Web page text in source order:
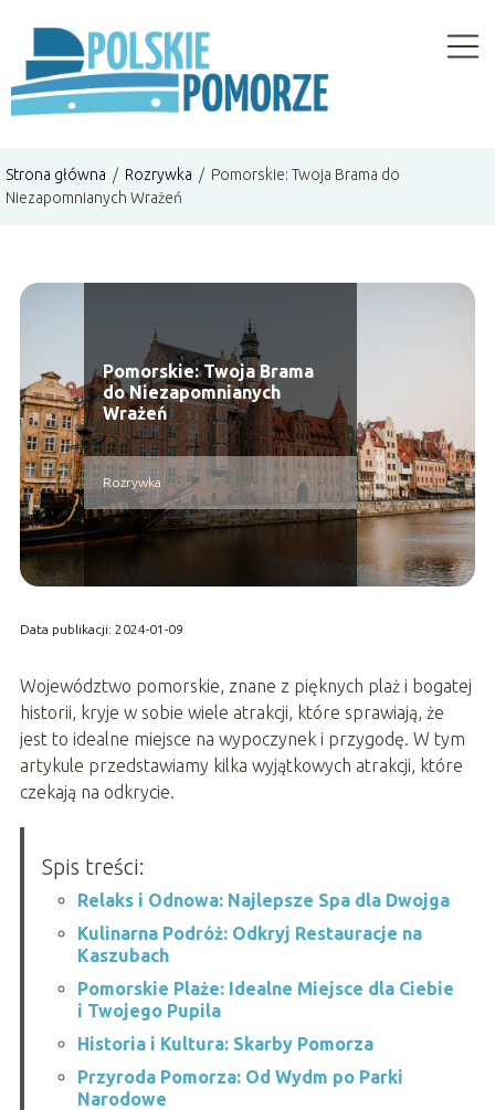
Strona główna / Rozrywka / Pomorskie: Twoja Brama do
Niezapomnianych Wrażeń
Pomorskie: Twoja Brama
do Niezapomnianych
Wrażeń
Rozrywka
Data publikacji: 2024-01-09
Województwo pomorskie, znane z pięknych plaż i bogatej
historii, kryje w sobie wiele atrakcji, które sprawiają, że
jest to idealne miejsce na wypoczynek i przygodę. W tym
artykule przedstawiamy kilka wyjątkowych atrakcji, które
czekają na odkrycie.
Spis treści:
Relaks i Odnowa: Najlepsze Spa dla Dwojga
Kulinarna Podróż: Odkryj Restauracje na
Kaszubach
Pomorskie Plaże: Idealne Miejsce dla Ciebie
i Twojego Pupila
Historia i Kultura: Skarby Pomorza
Przyroda Pomorza: Od Wydm po Parki
Narodowe